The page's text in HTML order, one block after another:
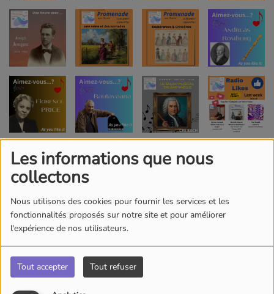
Les informations que nous
collectons
Nous utilisons des cookies pour fournir les services et les
fonctionnalités proposés sur notre site et pour améliorer
l'expérience de nos utilisateurs.
Tout accepter Tout refuser